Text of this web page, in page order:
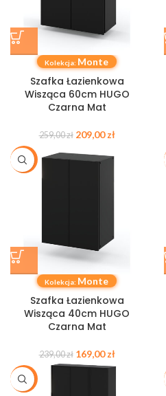
Kolekcja: Monte
Szafka Łazienkowa
Wisząca 60cm HUGO
Czarna Mat
259,00zł 209,00zł
-29%
Kolekcja: Monte
Szafka Łazienkowa
Wisząca 40cm HUGO
Czarna Mat
239,00zł 169,00zł
-35%